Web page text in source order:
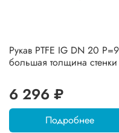
Рукав PTFE IG DN 20
большая толщина стенки
6 296 ₽
Подробнее